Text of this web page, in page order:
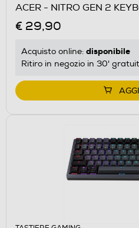
ACER - NITRO GEN 2
€ 29,90
Acquisto online: disponibile
Ritiro in negozio in 30'